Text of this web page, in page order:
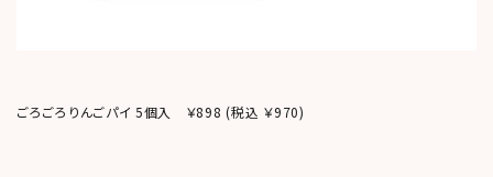
ごろごろりんごパイ 5個入 ￥898(税込 ￥970)